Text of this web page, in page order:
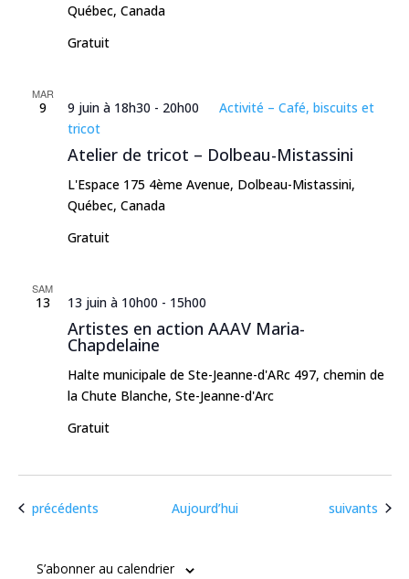
Québec, Canada
Gratuit
MAR
9
Atelier de tricot – Dolbeau-Mistassini
9 juin à 18h30 - 20h00
Activité – Café, biscuits et
tricot
L'Espace 175 4ème Avenue, Dolbeau-Mistassini,
Québec, Canada
Gratuit
SAM
13
Artistes en action AAAV Maria-
Chapdelaine
13 juin à 10h00 - 15h00
Halte municipale de Ste-Jeanne-d'ARc 497, chemin de
la Chute Blanche, Ste-Jeanne-d'Arc
Gratuit
Évènements
précédents Aujourd’hui Évènements
suivants
S’abonner au calendrier